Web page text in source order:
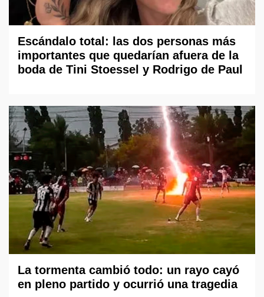
Escándalo total: las dos personas más
importantes que quedarían afuera de la
boda de Tini Stoessel y Rodrigo de Paul
La tormenta cambió todo: un rayo cayó
en pleno partido y ocurrió una tragedia